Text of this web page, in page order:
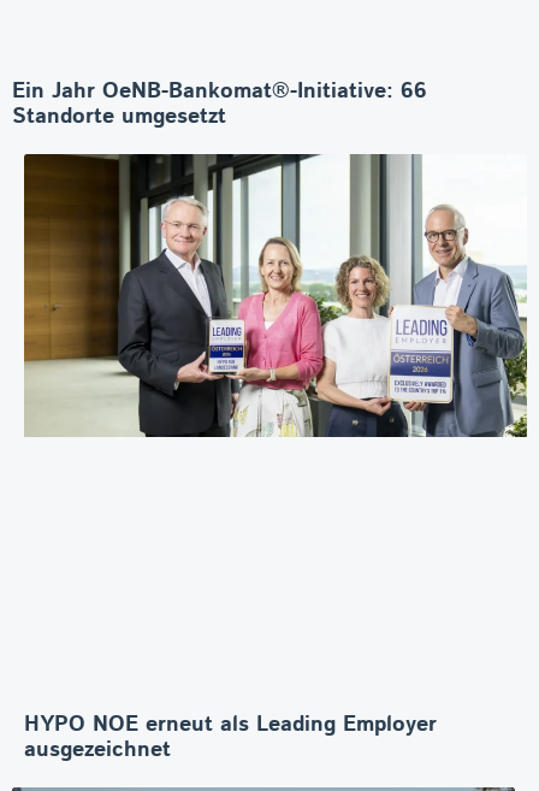
Ein Jahr OeNB-Bankomat®-Initiative: 66
Standorte umgesetzt
HYPO NOE erneut als Leading Employer
ausgezeichnet